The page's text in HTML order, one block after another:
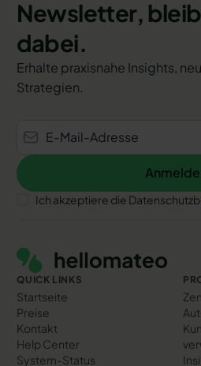
Newsletter,
dabei.
Erhalte praxisnahe Insights,
Strategien.
Anmelden
Ich akzeptiere die
QUICK LINKS
Startseite
Preise
Kontakt
Help Center
System-Status